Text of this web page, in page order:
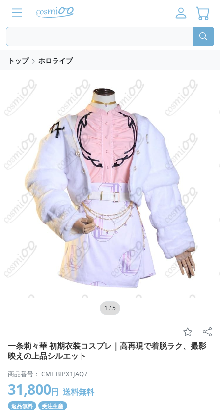
トップ ホロライブ
1 /5
一条莉々華 初期衣装コスプレ｜高再現で着脱ラク、撮影
映えの上品シルエット
商品番号： CMHBIPX1JAQ7
31,800円 送料無料
返品無料 受注生産